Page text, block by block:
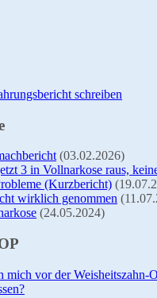
schreiben
(03.02.2026)
3 in Vollnarkose raus,
(Kurzbericht)
wirklich genommen
(24.05.2024)
mich vor der Weisheitszahn-